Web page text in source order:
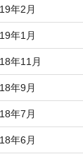
年2月
年1月
年11月
年9月
年7月
年6月